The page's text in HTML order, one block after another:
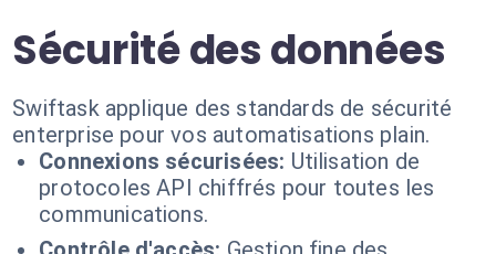
Sécurité des données
Swiftask applique des standards de sécurité
enterprise pour vos automatisations plain.
Connexions sécurisées: Utilisation de
protocoles API chiffrés pour toutes les
communications.